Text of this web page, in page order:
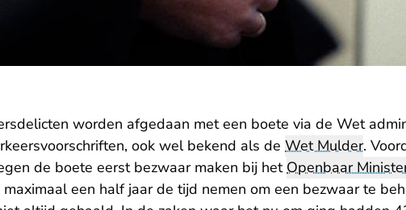
worden afgedaan met een boete via de Wet
ook wel bekend als de Wet Mulder.
de boete eerst bezwaar maken bij hetOpenbaar
een half jaar de tijd nemen om een bezwaar te